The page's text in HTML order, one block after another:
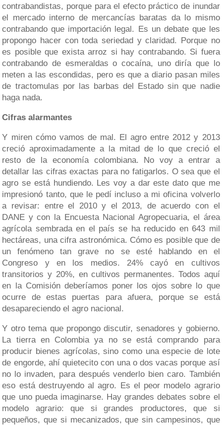
contrabandistas, porque para el efecto práctico de inundar
el mercado interno de mercancías baratas da lo mismo
contrabando que importación legal. Es un debate que les
propongo hacer con toda seriedad y claridad. Porque no
es posible que exista arroz si hay contrabando. Si fuera
contrabando de esmeraldas o cocaína, uno diría que lo
meten a las escondidas, pero es que a diario pasan miles
de tractomulas por las barbas del Estado sin que nadie
haga nada.
Cifras alarmantes
Y miren cómo vamos de mal. El agro entre 2012 y 2013
creció aproximadamente a la mitad de lo que creció el
resto de la economía colombiana. No voy a entrar a
detallar las cifras exactas para no fatigarlos. O sea que el
agro se está hundiendo. Les voy a dar este dato que me
impresionó tanto, que le pedí incluso a mi oficina volverlo
a revisar: entre el 2010 y el 2013, de acuerdo con el
DANE y con la Encuesta Nacional Agropecuaria, el área
agrícola sembrada en el país se ha reducido en 643 mil
hectáreas, una cifra astronómica. Cómo es posible que de
un fenómeno tan grave no se esté hablando en el
Congreso y en los medios. 24% cayó en cultivos
transitorios y 20%, en cultivos permanentes. Todos aquí
en la Comisión deberíamos poner los ojos sobre lo que
ocurre de estas puertas para afuera, porque se está
desapareciendo el agro nacional.
Y otro tema que propongo discutir, senadores y gobierno.
La tierra en Colombia ya no se está comprando para
producir bienes agrícolas, sino como una especie de lote
de engorde, ahí quietecito con una o dos vacas porque así
no lo invaden, para después venderlo bien caro. También
eso está destruyendo al agro. Es el peor modelo agrario
que uno pueda imaginarse. Hay grandes debates sobre el
modelo agrario: que si grandes productores, que si
pequeños, que si mecanizados, que sin campesinos, que